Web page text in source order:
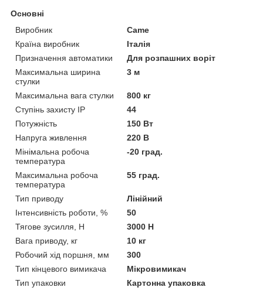
Основні
Виробник
Came
Країна виробник
Італія
Призначення автоматики
Для розпашних воріт
Максимальна ширина
стулки
3 м
Максимальна вага стулки
800 кг
Ступінь захисту IP
44
Потужність
150 Вт
Напруга живлення
220 В
Мінімальна робоча
температура
-20 град.
Максимальна робоча
температура
55 град.
Тип приводу
Лінійний
Інтенсивність роботи, %
50
Тягове зусилля, Н
3000 Н
Вага приводу, кг
10 кг
Робочий хід поршня, мм
300
Тип кінцевого вимикача
Мікровимикач
Тип упаковки
Картонна упаковка